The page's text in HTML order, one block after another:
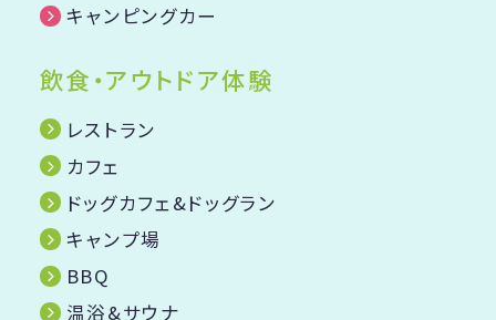
キャンピングカー
飲食・アウトドア体験
レストラン
カフェ
ドッグカフェ&ドッグラン
キャンプ場
BBQ
温浴&サウナ